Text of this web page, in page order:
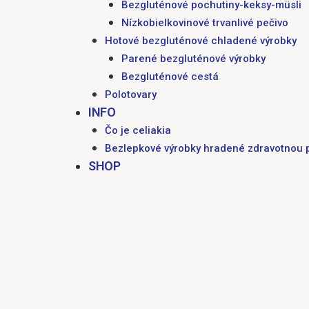
Bezgluténové pochutiny-keksy-müsli
Nízkobielkovinové trvanlivé pečivo
Hotové bezgluténové chladené výrobky
Parené bezgluténové výrobky
Bezgluténové cestá
Polotovary
INFO
Čo je celiakia
Bezlepkové výrobky hradené zdravotnou
SHOP